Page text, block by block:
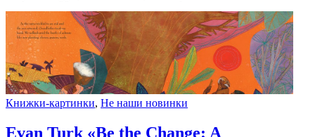
Книжки-картинки, Не наши новинки
Evan Turk «Be the Change: A